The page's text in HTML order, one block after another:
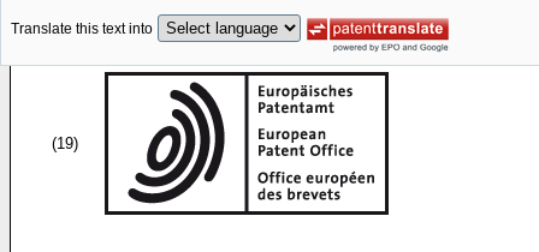
Translate this text into
(19)